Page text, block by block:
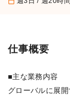
仕事概要
■主な業務内容
グローバルに展